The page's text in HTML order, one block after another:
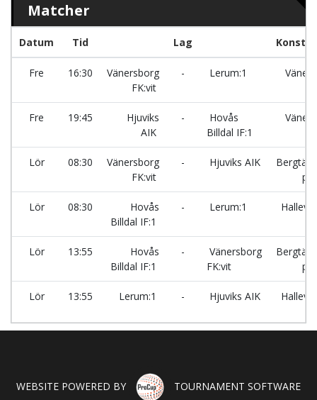
Matcher
Datum Tid Lag
Fre 16:30
Vänersborg
FK:vit
- Lerum:1
Fre 19:45
Hjuviks
AIK
-
Hovås
Billdal IF:1
Lör 08:30
Vänersborg
FK:vit
- Hjuviks AIK
Lör 08:30
Hovås
Billdal IF:1
- Lerum:1 Hallevi
Lör 13:55
Hovås
Billdal IF:1
-
Vänersborg
FK:vit
Lör 13:55 Lerum:1 - Hjuviks AIK Hallevi
WEBSITE POWERED BY TOURNAMENT SOFTWARE